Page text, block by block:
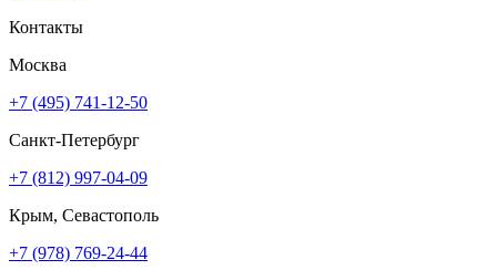
Контакты
Москва
+7 (495) 741-12-50
Санкт-Петербург
+7 (812) 997-04-09
Крым, Севастополь
+7 (978) 769-24-44